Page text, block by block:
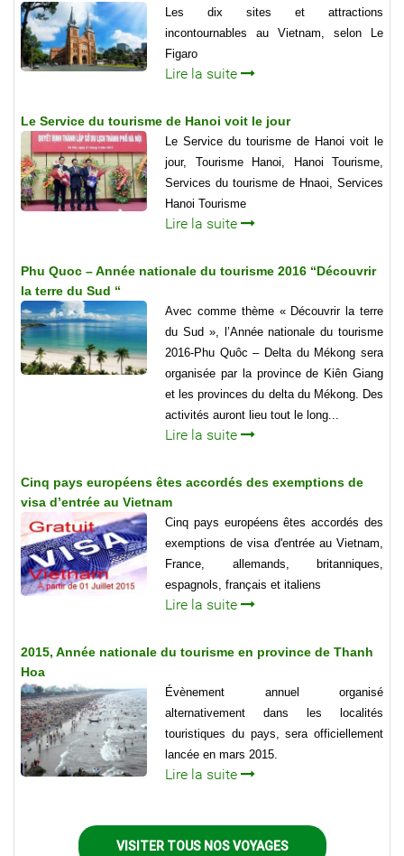
Les dix sites et attractions
incontournables au Vietnam, selon Le
Figaro
Lire la suite
Le Service du tourisme de Hanoi voit le jour
Le Service du tourisme de Hanoi voit le
jour, Tourisme Hanoi, Hanoi Tourisme,
Services du tourisme de Hnaoi, Services
Hanoi Tourisme
Lire la suite
Phu Quoc – Année nationale du tourisme 2016 “Découvrir
la terre du Sud “
Avec comme thème « Découvrir la terre
du Sud », l’Année nationale du tourisme
2016-Phu Quôc – Delta du Mékong sera
organisée par la province de Kiên Giang
et les provinces du delta du Mékong. Des
activités auront lieu tout le long...
Lire la suite
Cinq pays européens êtes accordés des exemptions de
visa d’entrée au Vietnam
Cinq pays européens êtes accordés des
exemptions de visa d'entrée au Vietnam,
France, allemands, britanniques,
espagnols, français et italiens
Lire la suite
2015, Année nationale du tourisme en province de Thanh
Hoa
Évènement annuel organisé
alternativement dans les localités
touristiques du pays, sera officiellement
lancée en mars 2015.
Lire la suite
VISITER TOUS NOS VOYAGES